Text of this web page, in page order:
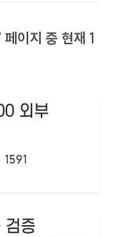
이지 중 현재 1
외부
조회수:
1591
검증